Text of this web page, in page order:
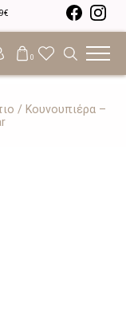
0
/ Κουνουπιέρα –